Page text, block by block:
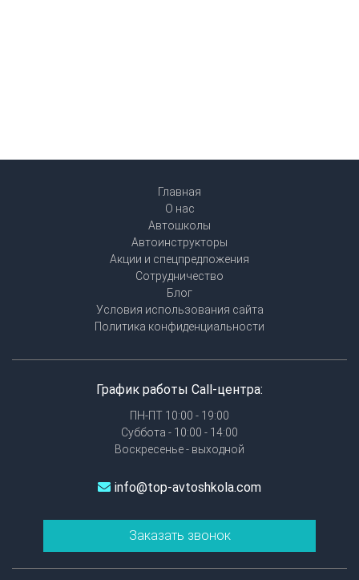
Главная
О нас
Автошколы
Автоинструкторы
Акции и спецпредложения
Сотрудничество
Блог
Условия использования сайта
Политика конфиденциальности
График работы Call-центра:
ПН-ПТ 10:00 - 19:00
Суббота - 10:00 - 14:00
Воскресенье - выходной
info@top-avtoshkola.com
Заказать звонок